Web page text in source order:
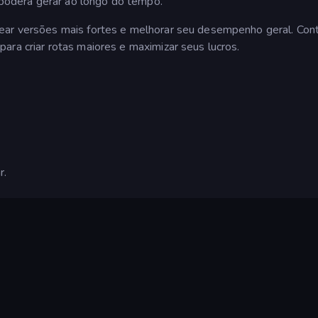
versões mais fortes e melhorar seu desempenho geral.
criar rotas maiores e maximizar seus lucros.